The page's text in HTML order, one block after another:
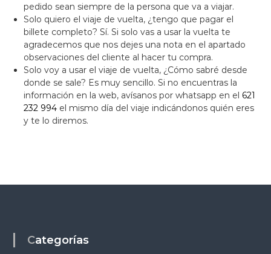
pedido sean siempre de la persona que va a viajar.
Solo quiero el viaje de vuelta, ¿tengo que pagar el
billete completo? Sí. Si solo vas a usar la vuelta te
agradecemos que nos dejes una nota en el apartado
observaciones del cliente al hacer tu compra.
Solo voy a usar el viaje de vuelta, ¿Cómo sabré desde
donde se sale? Es muy sencillo. Si no encuentras la
información en la web, avísanos por whatsapp en el 621
232 994el mismo día del viaje indicándonos quién eres
y te lo diremos.
Categorías